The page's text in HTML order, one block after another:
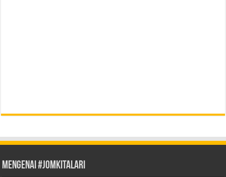
Mengenai #JOMKITALARI